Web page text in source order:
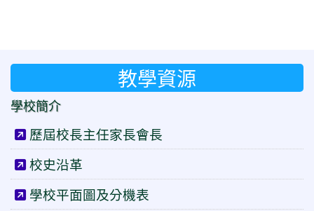
教學資源
學校簡介
歷屆校長主任家長會長
校史沿革
學校平面圖及分機表